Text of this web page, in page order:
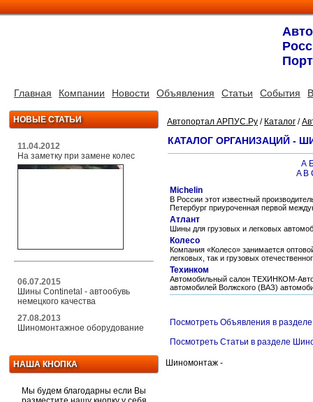
Главная Компании Новости Объявления Статьи События
НОВЫЕ СТАТЬИ
11.04.2012
На заметку при замене колес
06.07.2015
Шины Continetal - автообувь
немецкого качества
27.08.2013
Шиномонтажное оборудование
НАША КНОПКА
Мы будем благодарны если Вы
Автопортал АРПУС.Ру / Каталог /
КАТАЛОГ ОРГАНИЗАЦИЙ -
А
A B
Michelin
В России этот известный
Петербург приуроченная первой
Атлант
Шины для грузовых и легковых
Колесо
Компания «Колесо» занимается
легковых, так и грузовых
Техинком
Автомобильный салон ТЕХИНКОМ-
автомобилей Волжского (ВАЗ)
Посмотреть Объявления в
Посмотреть Статьи в разделе
Шиномонтаж -